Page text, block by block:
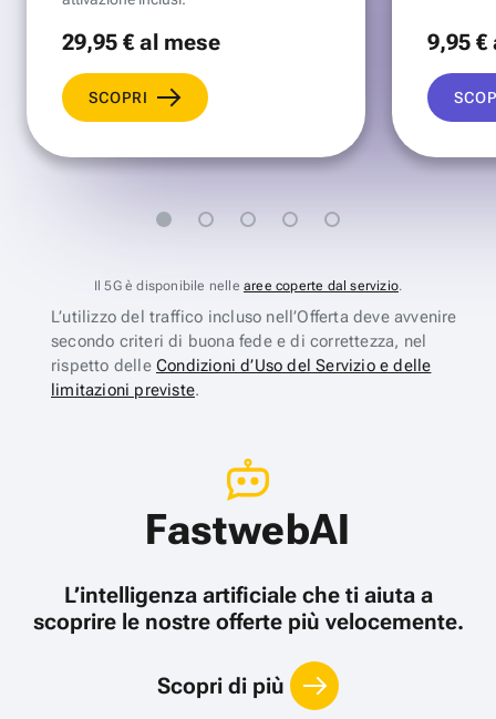
29,95 €al mese
SCOPRI
9,95 €
Il 5G è disponibile nelle aree coperte dal servizio.
L’utilizzo del traffico incluso nell’Offerta deve avvenire
secondo criteri di buona fede e di correttezza, nel
rispetto delle Condizioni d’Uso del Servizio e delle
limitazioni previste.
FastwebAI
L’intelligenza artificiale che ti aiuta a
scoprire le nostre offerte più velocemente.
Scopri di più